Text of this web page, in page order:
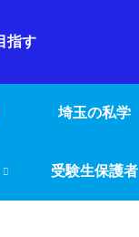
指す
埼玉の私学
受験生保護者